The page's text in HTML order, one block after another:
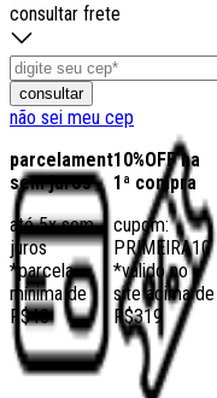
consultar frete
consultar
não sei meu cep
parcelamento
sem juros
até 5x sem
juros
*parcela
mínima de
R$40
10%OFF na
1ª compra
cupom:
PRIMEIRA10
*válido no
site acima de
R$319